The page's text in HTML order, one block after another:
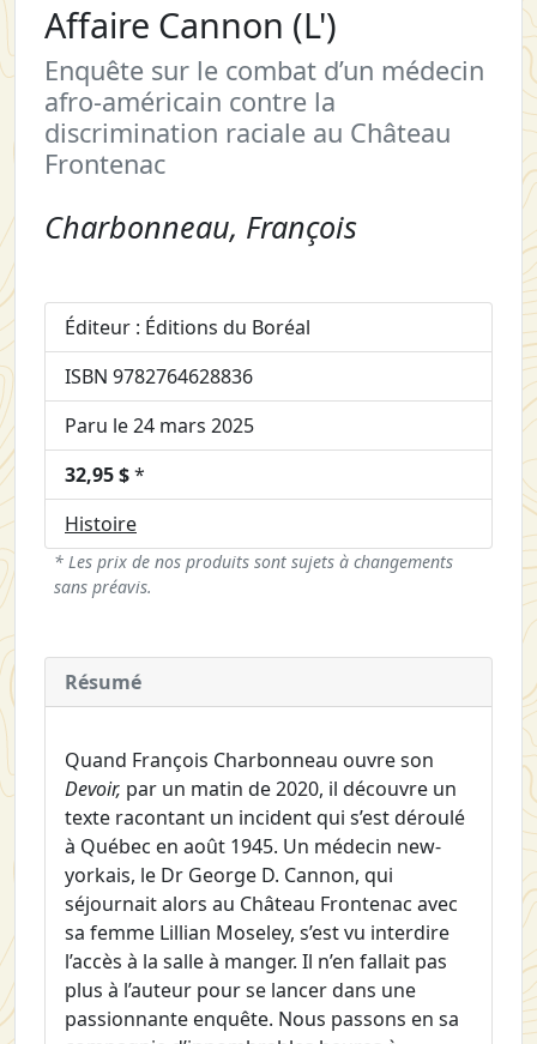
Affaire Cannon (L')
Enquête sur le combat d’un médecin
afro-américain contre la
discrimination raciale au Château
Frontenac
Charbonneau, François
Éditeur : Éditions du Boréal
ISBN 9782764628836
Paru le 24 mars 2025
32,95 $*
Histoire
* Les prix de nos produits sont sujets à changements
sans préavis.
Résumé
Quand François Charbonneau ouvre son
Devoir, par un matin de 2020, il découvre un
texte racontant un incident qui s’est déroulé
à Québec en août 1945. Un médecin new-
yorkais, le Dr George D. Cannon, qui
séjournait alors au Château Frontenac avec
sa femme Lillian Moseley, s’est vu interdire
l’accès à la salle à manger. Il n’en fallait pas
plus à l’auteur pour se lancer dans une
passionnante enquête. Nous passons en sa